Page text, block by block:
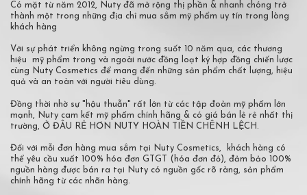
Có mặt từ năm 2012, Nuty đã mở rộng thị phần & nhanh chóng trở
thành một trong những địa chỉ mua sắm mỹ phẩm uy tín trong lòng
khách hàng
Với sự phát triển không ngừng trong suốt 10 năm qua, các thương
hiệu mỹ phẩm trong và ngoài nước đồng loạt ký hợp đồng chiến lược
cùng Nuty Cosmetics để mang đến những sản phẩm chất lượng, hiệu
quả và an toàn với người tiêu dùng.
Đồng thời nhờ sự "hậu thuẫn" rất lớn từ các tập đoàn mỹ phẩm lớn
mạnh, Nuty cam kết mỹ phẩm chính hãng & có giá bán lẻ rẻ nhất thị
trường, Ở ĐÂU RẺ HƠN NUTY HOÀN TIỀN CHÊNH LỆCH.
Đối với mỗi đơn hàng mua sắm tại Nuty Cosmetics, khách hàng có
thể yêu cầu xuất 100% hóa đơn GTGT (hóa đơn đỏ), đảm bảo 100%
nguồn hàng được bán ra tại Nuty có nguồn gốc rõ ràng, sản phẩm
chính hãng từ các nhãn hàng.